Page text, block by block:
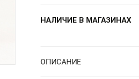
НАЛИЧИЕ В МАГАЗИНАХ
ОПИСАНИЕ